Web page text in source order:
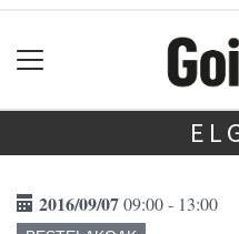
2016/09/0709:00 - 13:00